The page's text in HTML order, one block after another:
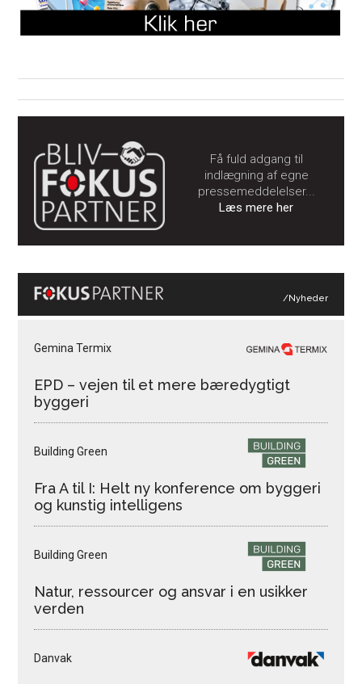
Få fuld adgang til
indlægning af egne
pressemeddelelser...
Læs mere her
/Nyheder
Gemina Termix
EPD – vejen til et mere bæredygtigt
byggeri
Building Green
Fra A til I: Helt ny konference om byggeri
og kunstig intelligens
Building Green
Natur, ressourcer og ansvar i en usikker
verden
Danvak